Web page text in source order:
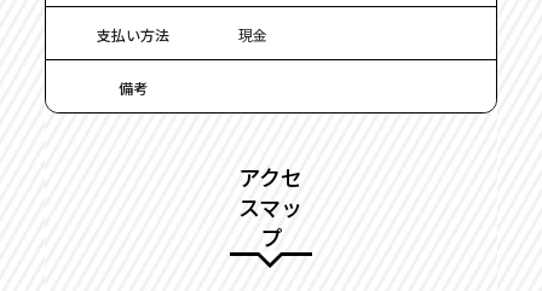
支払い方法 現金
備考
アクセ
スマッ
プ